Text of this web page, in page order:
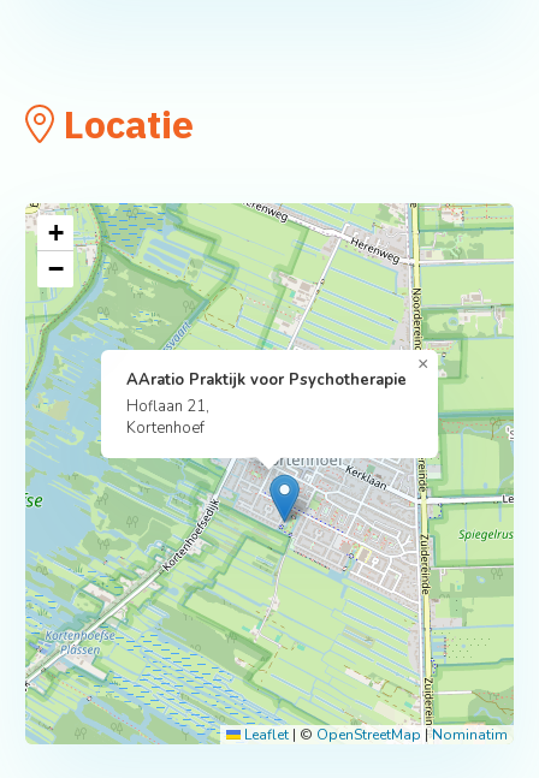
Locatie
AAratio Praktijk voor Psychotherapie
Hoflaan 21,
Kortenhoef
×
+
−
Leaflet | © OpenStreetMap |Nominatim